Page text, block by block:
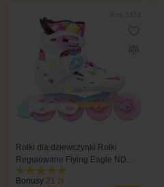
Rolki dla dziewczynki Rolki
Regulowane Flying Eagle ND
Nadia różowy
Bonusy 21 zł